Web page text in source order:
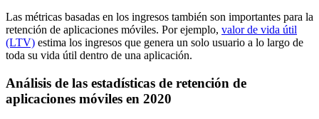
Las métricas basadas en los ingresos también son importantes para la
retención de aplicaciones móviles. Por ejemplo, valor de vida útil
(LTV) estima los ingresos que genera un solo usuario a lo largo de
toda su vida útil dentro de una aplicación.
Análisis de las estadísticas de retención de
aplicaciones móviles en 2020